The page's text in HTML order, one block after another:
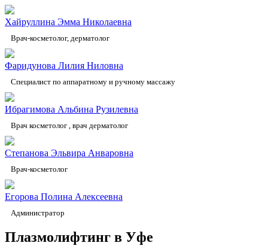
Хайруллина Эмма Николаевна
Врач-косметолог, дерматолог
Фаридунова Лилия Ниловна
Специалист по аппаратному и ручному массажу
Ибрагимова Альбина Рузилевна
Врач косметолог , врач дерматолог
Степанова Эльвира Анваровна
Врач-косметолог
Егорова Полина Алексеевна
Администратор
Плазмолифтинг в Уфе